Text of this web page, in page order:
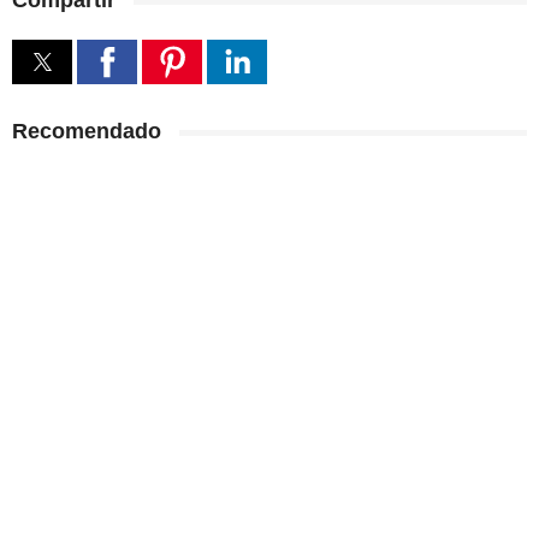
Recomendado